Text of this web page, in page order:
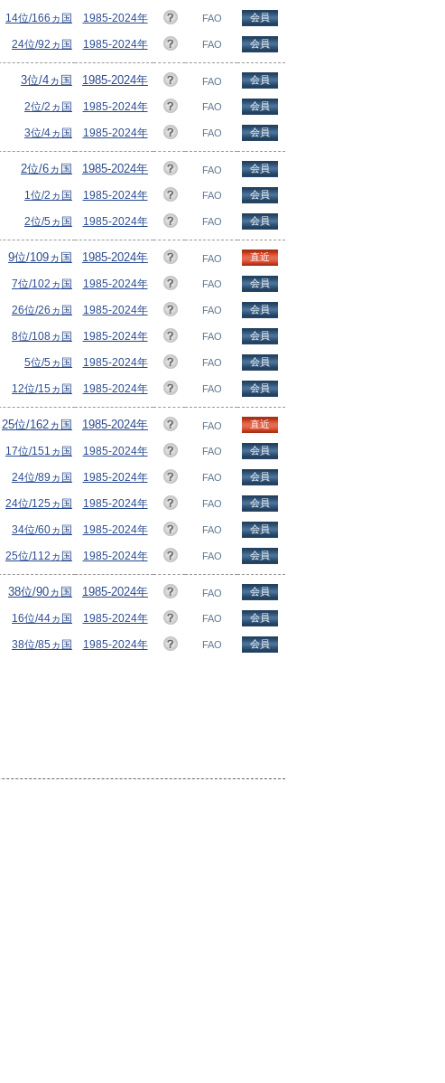
14位/166ヵ国 1985-2024年 FAO 会員
24位/92ヵ国 1985-2024年 FAO 会員
3位/4ヵ国 1985-2024年 FAO 会員
2位/2ヵ国 1985-2024年 FAO 会員
3位/4ヵ国 1985-2024年 FAO 会員
2位/6ヵ国 1985-2024年 FAO 会員
1位/2ヵ国 1985-2024年 FAO 会員
2位/5ヵ国 1985-2024年 FAO 会員
9位/109ヵ国 1985-2024年 FAO 直近
7位/102ヵ国 1985-2024年 FAO 会員
26位/26ヵ国 1985-2024年 FAO 会員
8位/108ヵ国 1985-2024年 FAO 会員
5位/5ヵ国 1985-2024年 FAO 会員
12位/15ヵ国 1985-2024年 FAO 会員
25位/162ヵ国 1985-2024年 FAO 直近
17位/151ヵ国 1985-2024年 FAO 会員
24位/89ヵ国 1985-2024年 FAO 会員
24位/125ヵ国 1985-2024年 FAO 会員
34位/60ヵ国 1985-2024年 FAO 会員
25位/112ヵ国 1985-2024年 FAO 会員
38位/90ヵ国 1985-2024年 FAO 会員
16位/44ヵ国 1985-2024年 FAO 会員
38位/85ヵ国 1985-2024年 FAO 会員